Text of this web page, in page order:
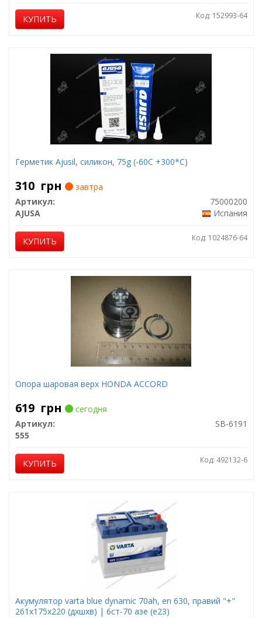
КУПИТЬ Код: 152993-64
Герметик Ajusil, силикон, 75g (-60С +300*С)
310 грн
завтра
Артикул:
75000200
AJUSA
Испания
КУПИТЬ Код: 1024876-64
Опора шаровая верх HONDA ACCORD
619 грн
сегодня
Артикул:
SB-6191
555
КУПИТЬ Код: 492132-6
Акумулятор varta blue dynamic 70ah, en 630, правий "+"
261x175x220 (дхшхв) | 6ст-70 азе (e23)